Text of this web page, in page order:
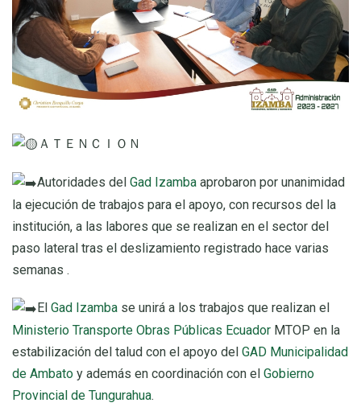
ＡＴＥＮＣＩＯＮ
Autoridades del Gad Izamba aprobaron por unanimidad
la ejecución de trabajos para el apoyo, con recursos del la
institución, a las labores que se realizan en el sector del
paso lateral tras el deslizamiento registrado hace varias
semanas .
El Gad Izamba se unirá a los trabajos que realizan el
Ministerio Transporte Obras Públicas Ecuador MTOP en la
estabilización del talud con el apoyo del GAD Municipalidad
de Ambato y además en coordinación con el Gobierno
Provincial de Tungurahua.